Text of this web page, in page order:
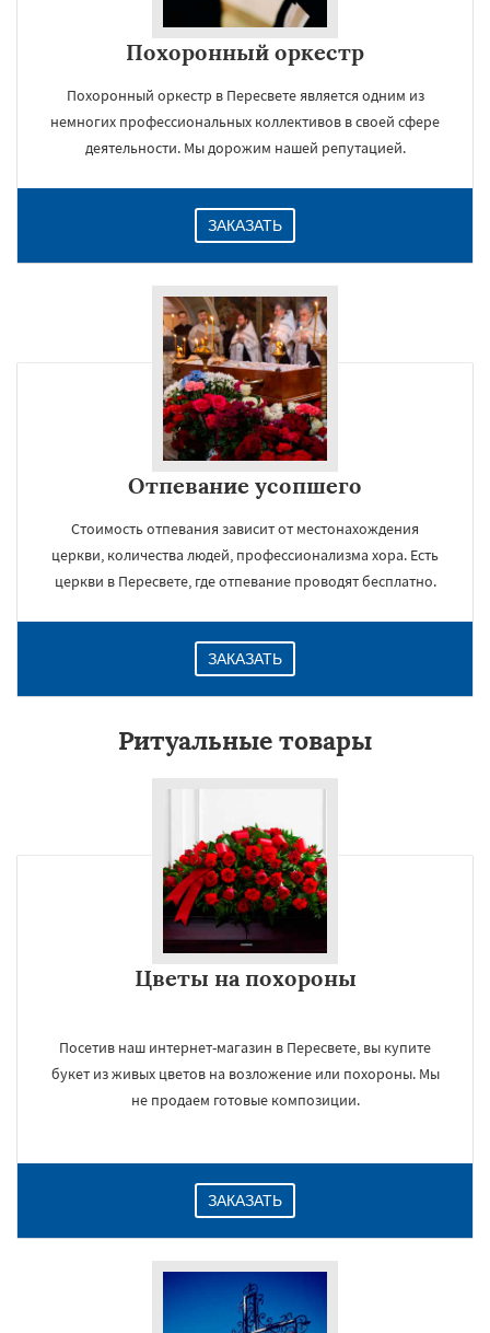
Похоронный оркестр
Похоронный оркестр в Пересвете является одним из
немногих профессиональных коллективов в своей сфере
деятельности. Мы дорожим нашей репутацией.
ЗАКАЗАТЬ
Отпевание усопшего
Стоимость отпевания зависит от местонахождения
церкви, количества людей, профессионализма хора. Есть
церкви в Пересвете, где отпевание проводят бесплатно.
ЗАКАЗАТЬ
Ритуальные товары
Цветы на похороны
Посетив наш интернет-магазин в Пересвете, вы купите
букет из живых цветов на возложение или похороны. Мы
не продаем готовые композиции.
ЗАКАЗАТЬ